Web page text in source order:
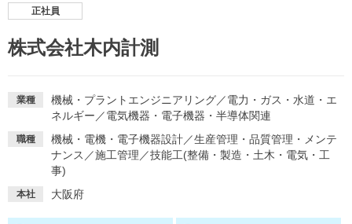
探す
イベントを探す スカウト お知らせ
就活ノウハウ・サポート
正社員
株式会社木内計測
業種 機械・プラントエンジニアリング／電力・ガス・水道・エ
ネルギー ／電気機器・電子機器・半導体関連
職種 機械・電機・電子機器設計／生産管理・品質管理・メンテ
ナンス ／施工管理 ／技能工(整備・製造・土木・電気・工
事)
本社 大阪府